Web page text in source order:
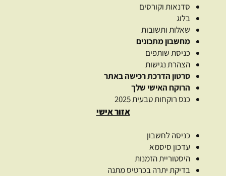
סדנאות וקורסים
בלוג
שאלות ותשובות
מחשבון מתכונים
כניסת שותפים
הצהרת נגישות
סרטון הדרכת רכישה באתר
הרוקח האישי שלך
כנס רוקחות טבעית 2025
אזור אישי
כניסה לחשבון
עדכון סיסמא
היסטוריית הזמנות
בדיקת יתרה בכרטיס מתנה